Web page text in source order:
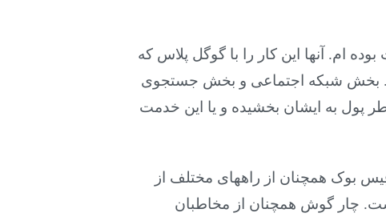
به عقب برگردد درست بوده ام. آنها این کار را با گوگل پلاس که
بخش شبکه اجتماعی و بخش جستجوی
پول به ایشان بخشیده و یا این خدمت
بوک همچنان از راههای مختلف از
چار گوش همچنان از مخاطبان